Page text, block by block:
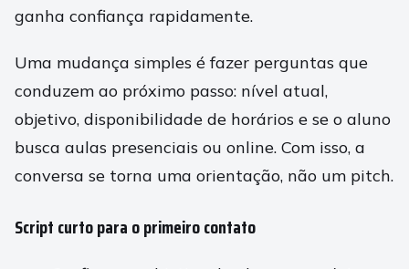
ganha confiança rapidamente.
Uma mudança simples é fazer perguntas que
conduzem ao próximo passo: nível atual,
objetivo, disponibilidade de horários e se o aluno
busca aulas presenciais ou online. Com isso, a
conversa se torna uma orientação, não um pitch.
Script curto para o primeiro contato